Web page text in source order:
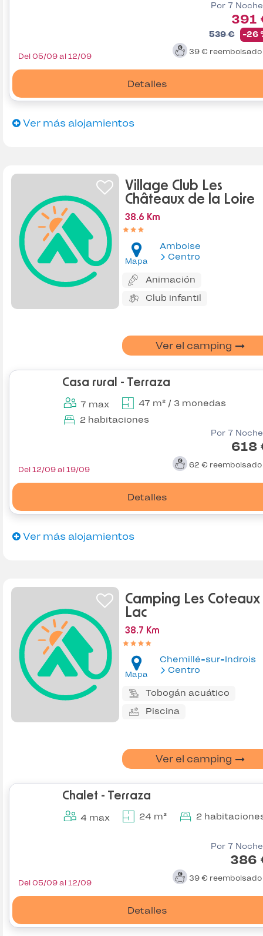
Por 7
391
539 € -26
39 € reembolsado
Detalles
Del 05/09 al 12/09
Ver más alojamientos
Village Club Les
Châteaux de la Loire
38.6 Km
Mapa
Amboise
Centro
Animación
Club infantil
Ver el camping
Casa rural - Terraza
7 max
47 m² / 3 monedas
2 habitaciones
Por 7
618
62 € reembolsado
Detalles
Del 12/09 al 19/09
Ver más alojamientos
Camping Les Coteaux
Lac
38.7 Km
Mapa
Chemillé-sur-Indrois
Centro
Tobogán acuático
Piscina
Ver el camping
Chalet - Terraza
4 max 24 m² 2
Por 7
386
39 € reembolsado
Detalles
Del 05/09 al 12/09